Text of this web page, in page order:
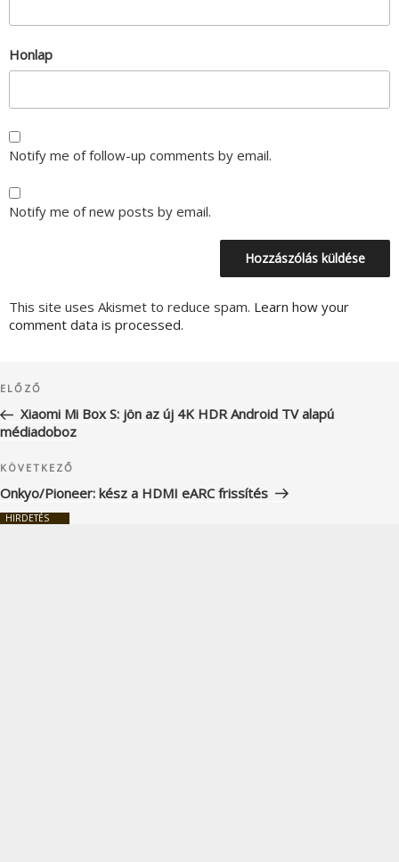
Honlap
Notify me of follow-up comments by email.
Notify me of new posts by email.
This site uses Akismet to reduce spam. Learn how your
comment data is processed.
navigáció
Korábbi
bejegyzés
ELŐZŐ
Xiaomi Mi Box S: jön az új 4K HDR Android TV alapú
médiadoboz
Következő
bejegyzés
KÖVETKEZŐ
Onkyo/Pioneer: kész a HDMI eARC frissítés
HIRDETÉS